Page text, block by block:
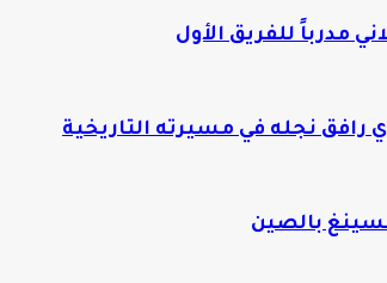
مدرباً للفريق الأول
بالصين